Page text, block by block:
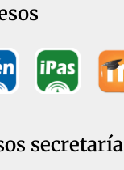
secretaría